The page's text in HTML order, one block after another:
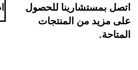
اتصل بمستشارينا للحصول
على مزيد من المنتجات
المتاحة.